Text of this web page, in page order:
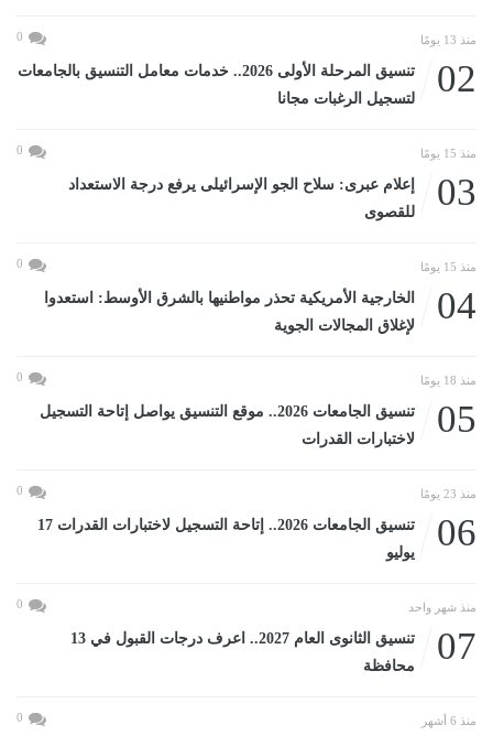
منذ 13 يومًا 0
02
تنسيق المرحلة الأولى 2026.. خدمات معامل التنسيق بالجامعات
لتسجيل الرغبات مجانا
منذ 15 يومًا 0
03
إعلام عبرى: سلاح الجو الإسرائيلى يرفع درجة الاستعداد
للقصوى
منذ 15 يومًا 0
04
الخارجية الأمريكية تحذر مواطنيها بالشرق الأوسط: استعدوا
لإغلاق المجالات الجوية
منذ 18 يومًا 0
05
تنسيق الجامعات 2026.. موقع التنسيق يواصل إتاحة التسجيل
لاختبارات القدرات
منذ 23 يومًا 0
06
تنسيق الجامعات 2026.. إتاحة التسجيل لاختبارات القدرات 17
يوليو
منذ شهر واحد 0
07
تنسيق الثانوى العام 2027.. اعرف درجات القبول في 13
محافظة
منذ 6 أشهر 0